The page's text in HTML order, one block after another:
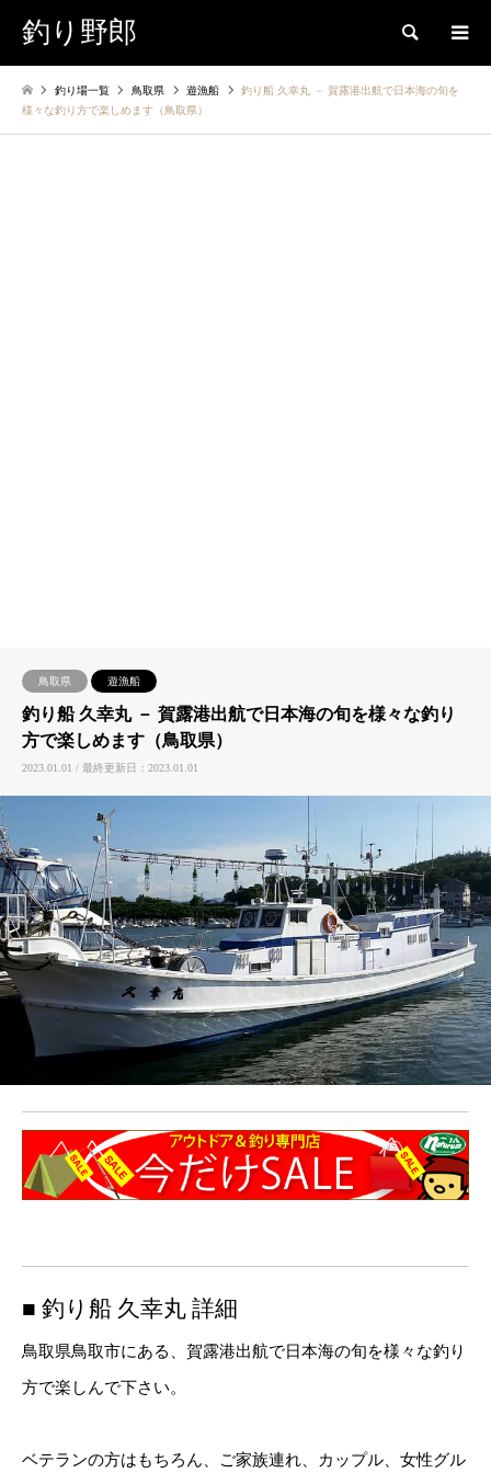
釣り野郎 検索
釣り場一覧 鳥取県 遊漁船
釣り船 久幸丸 － 賀露港出航で日本海の旬を
様々な釣り方で楽しめます（鳥取県）
鳥取県 遊漁船
釣り船 久幸丸 － 賀露港出航で日本海の旬を様々な釣り
方で楽しめます（鳥取県）
2023.01.01 / 最終更新日：2023.01.01
■ 釣り船 久幸丸 詳細
鳥取県鳥取市にある、賀露港出航で日本海の旬を様々な釣り
方で楽しんで下さい。
ベテランの方はもちろん、ご家族連れ、カップル、女性グル